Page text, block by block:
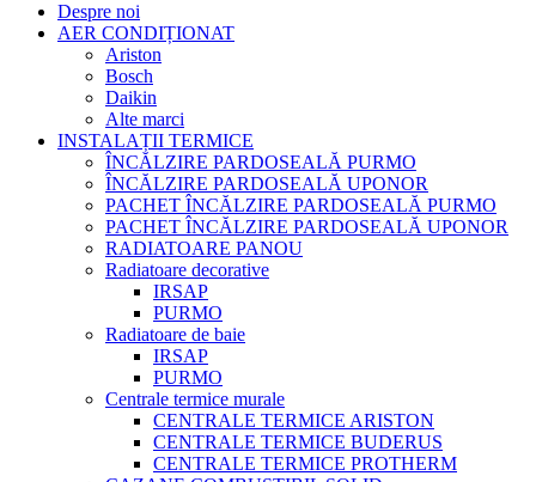
Despre noi
AER CONDIȚIONAT
Ariston
Bosch
Daikin
Alte marci
INSTALAȚII TERMICE
ÎNCĂLZIRE PARDOSEALĂ PURMO
ÎNCĂLZIRE PARDOSEALĂ UPONOR
PACHET ÎNCĂLZIRE PARDOSEALĂ PURMO
PACHET ÎNCĂLZIRE PARDOSEALĂ UPONOR
RADIATOARE PANOU
Radiatoare decorative
IRSAP
PURMO
Radiatoare de baie
IRSAP
PURMO
Centrale termice murale
CENTRALE TERMICE ARISTON
CENTRALE TERMICE BUDERUS
CENTRALE TERMICE PROTHERM